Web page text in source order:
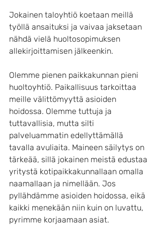
Jokainen taloyhtiö koetaan meillä
työllä ansaituksi ja vaivaa jaksetaan
nähdä vielä huoltosopimuksen
allekirjoittamisen jälkeenkin.
Olemme pienen paikkakunnan pieni
huoltoyhtiö. Paikallisuus tarkoittaa
meille välittömyyttä asioiden
hoidossa. Olemme tuttuja ja
tuttavallisia, mutta silti
palveluammatin edellyttämällä
tavalla avuliaita. Maineen säilytys on
tärkeää, sillä jokainen meistä edustaa
yritystä kotipaikkakunnallaan omalla
naamallaan ja nimellään. Jos
pyllähdämme asioiden hoidossa, eikä
kaikki menekään niin kuin on luvattu,
pyrimme korjaamaan asiat.